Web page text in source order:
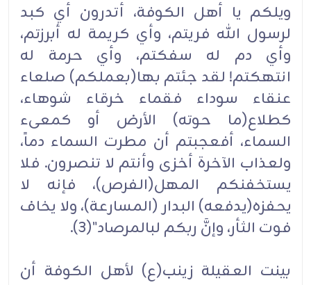
ويلكم يا أهل الكوفة، أتدرون أي كبد
لرسول الله فريتم، وأي كريمة له أبرزتم،
وأي دم له سفكتم، وأي حرمة له
انتهكتم! لقد جئتم بها(بعملكم) صلعاء
عنقاء سوداء فقماء خرقاء شوهاء،
كطلاع(ما حوته) الأرض أو كمعىء
السماء، أفعجبتم أن مطرت السماء دماً،
ولعذاب الآخرة أخزى وأنتم لا تنصرون. فلا
يستخفنكم المهل(الفرص)، فإنه لا
يحفزه(يدفعه) البدار (المسارعة)، ولا يخاف
فوت الثأر، وإنَّ ربكم لبالمرصاد"(3).
بينت العقيلة زينب(ع) لأهل الكوفة أن